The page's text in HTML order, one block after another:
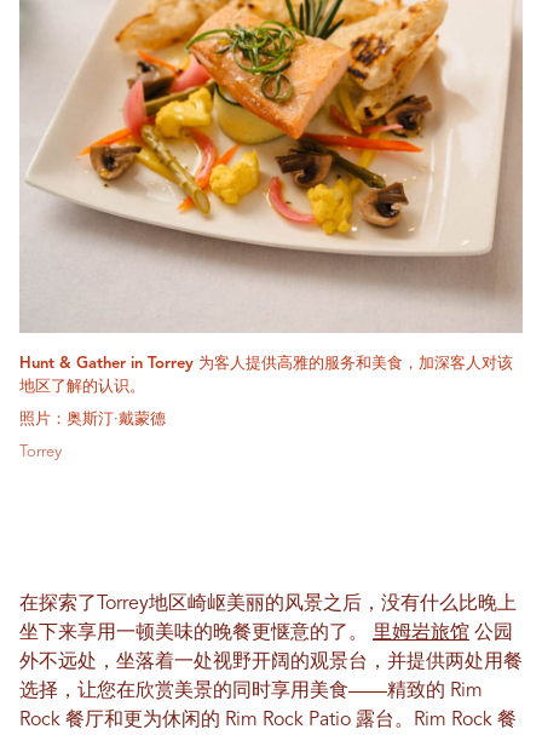
Hunt & Gather in Torrey 为客人提供高雅的服务和美食，加深客人对该
地区了解的认识。
照片：奥斯汀·戴蒙德
Torrey
在探索了Torrey地区崎岖美丽的风景之后，没有什么比晚上
坐下来享用一顿美味的晚餐更惬意的了。 里姆岩旅馆 公园
外不远处，坐落着一处视野开阔的观景台，并提供两处用餐
选择，让您在欣赏美景的同时享用美食——精致的 Rim
Rock 餐厅和更为休闲的 Rim Rock Patio 露台。Rim Rock 餐